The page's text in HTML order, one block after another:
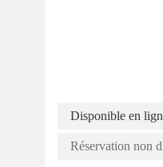
Disponible en
Réservation non